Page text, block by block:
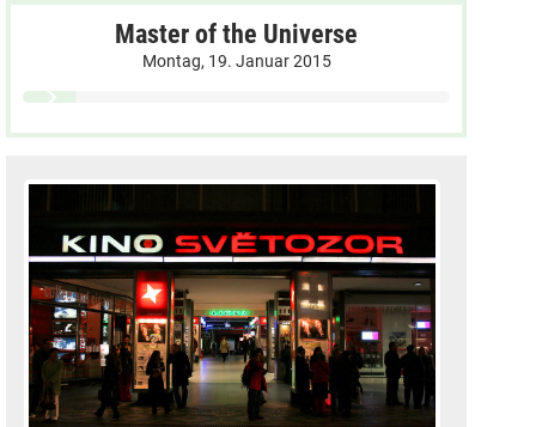
Master of the Universe
Montag, 19. Januar 2015